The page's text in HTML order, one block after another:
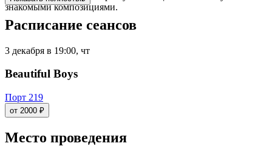
знакомыми композициями.
Расписание сеансов
3 декабря в 19:00, чт
Beautiful Boys
Порт 219
от 2000 ₽
Место проведения